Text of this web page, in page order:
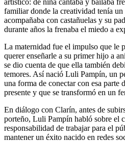
familiar donde la creatividad tenía
acompañaba con castañuelas y su
durante años la frenaba el miedo a
La maternidad fue el impulso que le
querer enseñarle a su primer hijo a
se dio cuenta de que ella también
temores. Así nació Luli Pampín, un
una forma de conectar con esa parte
presente y que se transformó en un
En diálogo con Clarín, antes de
porteño, Luli Pampín habló sobre el
responsabilidad de trabajar para el
mantener un éxito nacido en redes